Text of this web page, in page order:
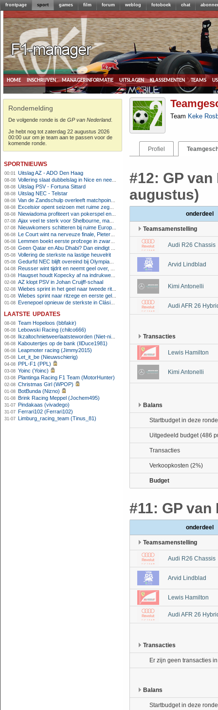
frontpage sport games film forum weblog fotoboek chat
home inschrijven managerinformatie uitslagen klassementen teams
Rondemelding
De volgende ronde is de GP van Nederland.
Je hebt nog tot zaterdag 22 augustus 2026
00:00 uur om je team aan te passen voor de
komende ronde.
sportnieuws
00:01 Uitslag AZ - ADO Den Haag
08-08 Vollering slaat dubbelslag in Nice en neemt geel over
08-08 Uitslag PSV - Fortuna Sittard
08-08 Uitslag NEC - Telstar
08-08 Van de Zandschulp overleeft matchpoints, ook Griekspoor verder in Montreal
08-08 Excelsior opent seizoen met ruime zege op promovendus Cambuur
08-08 Niewiadoma profiteert van pokerspel en grijpt geel op Ventoux
07-08 Ajax veel te sterk voor Shelbourne, maar houdt schade beperkt
07-08 Nieuwkomers schitteren bij ruime Europese zege FC Twente
06-08 Le Court wint na nerveuze finale, Pieterse derde
06-08 Lemmen boekt eerste profzege in zware Ronde van Polen-rit
05-08 Geen Qatar en Abu Dhabi? Dan eindigt Formule 1-seizoen mogelijk in Europa
05-08 Vollering de sterkste na lastige heuvelrit
05-08 Gedurfd NEC blijft overeind bij Olympiakos
04-08 Reusser wint tijdrit en neemt geel over, Nooijen knap tweede
03-08 Haugset houdt Kopecky af na indrukwekkende solo van 86 kilometer
02-08 AZ klopt PSV in Johan Cruijff-schaal
02-08 Wiebes sprint in het geel naar tweede ritzege
01-08 Wiebes sprint naar ritzege en eerste gele trui in Tour Femmes
01-08 Evenepoel opnieuw de sterkste in Clásica San Sebastián
laatste updates
08-08 Team Hopeloos (bbfakir)
06-08 Lebowski Racing (chilco666)
06-08 Ikzaltochnietweerlaatsteworden (Niet-niels)
06-08 Kaboutertjes op de bank (IlDuce1981)
06-08 Leapmoter racing (Jimmy2015)
05-08 Let_it_be (Nieuwschierig)
04-08 PPL-F1 (PPL)
03-08 Yoinc (Yoinc)
03-08 Plantinga Racing F1 Team (MotorHunter)
02-08 Christmas Girl (WPOP)
01-08 BotBunda (Nizno)
01-08 Brink Racing Meppel (Jochem495)
31-07 Pindakaas (vivadego)
31-07 Ferrari102 (Ferrari102)
31-07 Limburg_racing_team (Tinus_81)
Team Keke
Profiel
#12: GP
augustus)
onderdeel
Teamsamenstelling
Audi R26 Chassis
Arvid Lindblad
Kimi Antonelli
Audi AFR 26
Transacties
Lewis Hamilton
Kimi Antonelli
Balans
Startbudget in deze ronde
Uitgedeeld budget (486
Transacties
Verkoopkosten (2%)
Budget
#11: GP
onderdeel
Teamsamenstelling
Audi R26 Chassis
Arvid Lindblad
Lewis Hamilton
Audi AFR 26
Transacties
Er zijn geen transacties
Balans
Startbudget in deze ronde